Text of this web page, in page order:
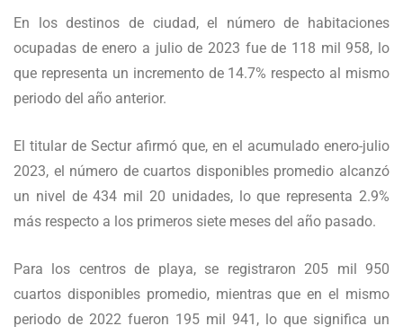
En los destinos de ciudad, el número de habitaciones
ocupadas de enero a julio de 2023 fue de 118 mil 958, lo
que representa un incremento de 14.7% respecto al mismo
periodo del año anterior.
El titular de Sectur afirmó que, en el acumulado enero-julio
2023, el número de cuartos disponibles promedio alcanzó
un nivel de 434 mil 20 unidades, lo que representa 2.9%
más respecto a los primeros siete meses del año pasado.
Para los centros de playa, se registraron 205 mil 950
cuartos disponibles promedio, mientras que en el mismo
periodo de 2022 fueron 195 mil 941, lo que significa un